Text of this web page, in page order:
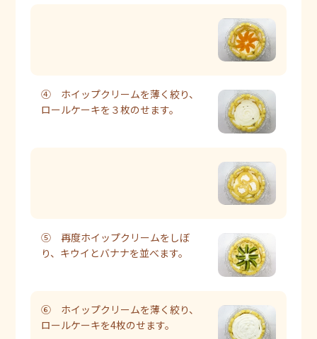
④ ホイップクリームを薄く絞り、
ロールケーキを３枚のせます。
⑤ 再度ホイップクリームをしぼ
り、キウイとバナナを並べます。
⑥ ホイップクリームを薄く絞り、
ロールケーキを4枚のせます。